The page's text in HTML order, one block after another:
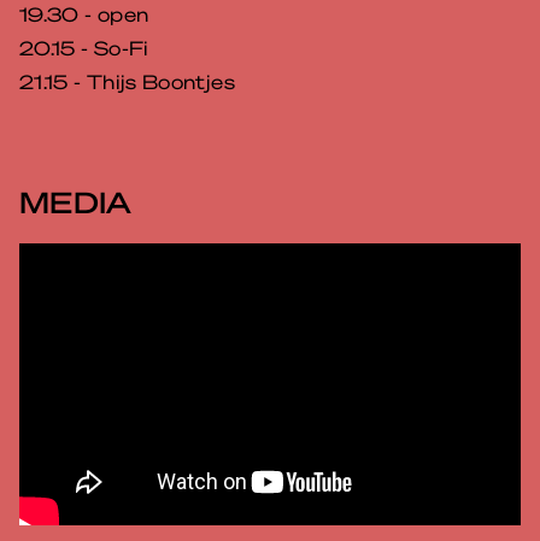
19.30 - open
20.15 - So-Fi
21.15 - Thijs Boontjes
MEDIA